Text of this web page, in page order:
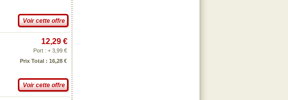
Voir cette offre
12,29 €
Port : + 3,99 €
Prix Total : 16,28 €
Voir cette offre